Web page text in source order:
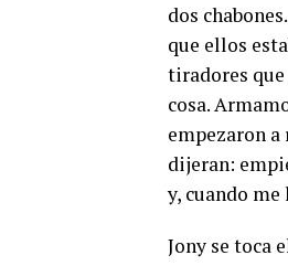
dos
que ellos
tiradores que
cosa.
empezaron
dijeran:
y, cuando
Jony se toca